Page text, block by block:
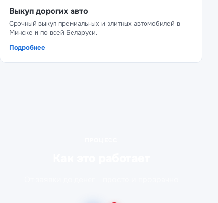
Выкуп дорогих авто
Срочный выкуп премиальных и элитных автомобилей в
Минске и по всей Беларуси.
Подробнее